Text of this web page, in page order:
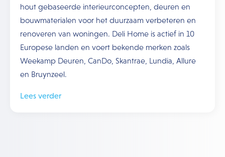
hout gebaseerde interieurconcepten, deuren en
bouwmaterialen voor het duurzaam verbeteren en
renoveren van woningen. Deli Home is actief in 10
Europese landen en voert bekende merken zoals
Weekamp Deuren, CanDo, Skantrae, Lundia, Allure
en Bruynzeel.
Lees verder